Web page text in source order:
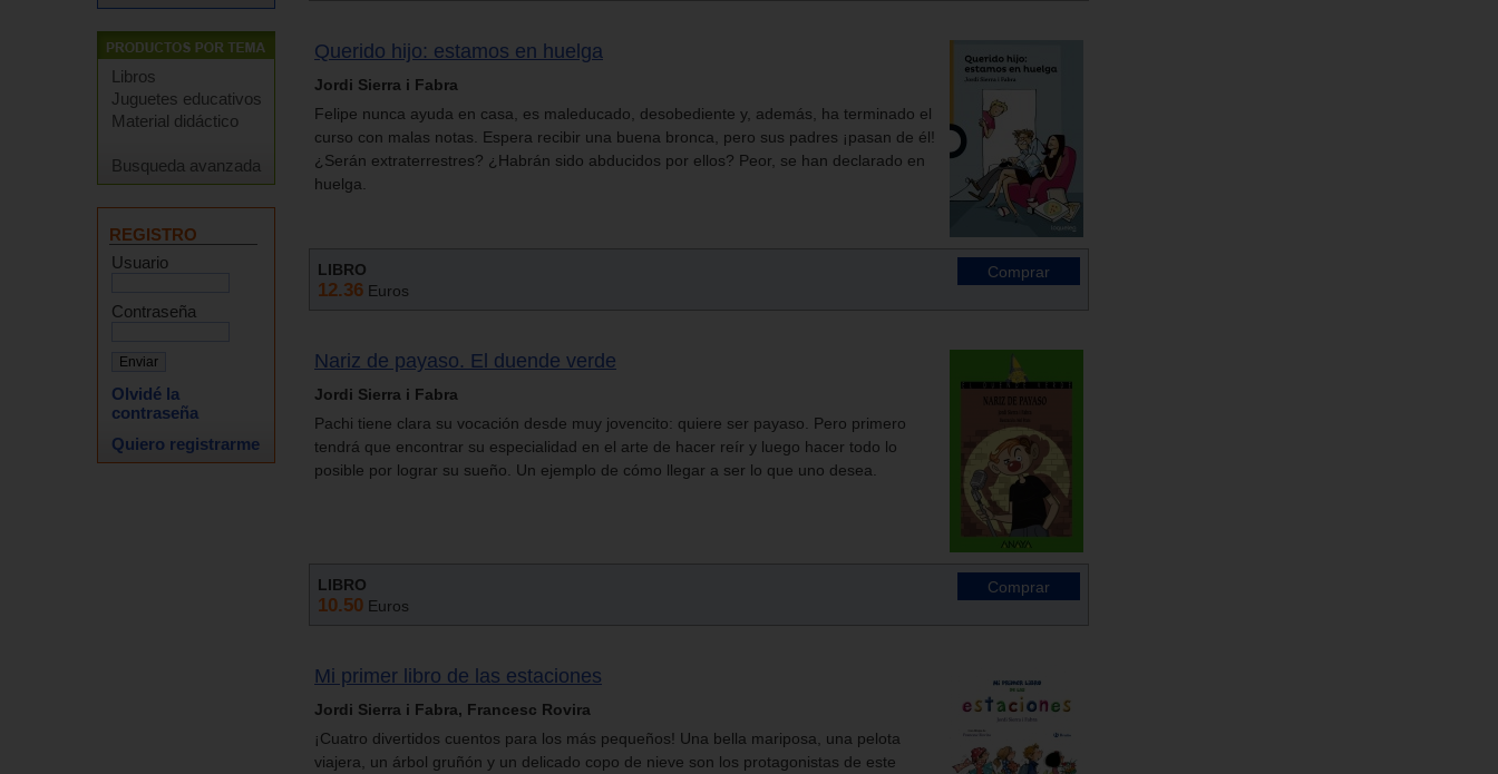
Libros
Juguetes educativos
Material didáctico
Busqueda avanzada
REGISTRO
Usuario
Contraseña
Olvidé la
contraseña
Quiero registrarme
Querido hijo: estamos en huelga
Jordi Sierra i Fabra
Felipe nunca ayuda en casa, es maleducado, desobediente y, además, ha terminado el
curso con malas notas. Espera recibir una buena bronca, pero sus padres ¡pasan de él!
¿Serán extraterrestres? ¿Habrán sido abducidos por ellos? Peor, se han declarado en
huelga.
LIBRO
12.36 Euros
Nariz de payaso. El duende verde
Jordi Sierra i Fabra
Pachi tiene clara su vocación desde muy jovencito: quiere ser payaso. Pero primero
tendrá que encontrar su especialidad en el arte de hacer reír y luego hacer todo lo
posible por lograr su sueño. Un ejemplo de cómo llegar a ser lo que uno desea.
LIBRO
10.50 Euros
Mi primer libro de las estaciones
Jordi Sierra i Fabra, Francesc Rovira
¡Cuatro divertidos cuentos para los más pequeños! Una bella mariposa, una pelota
viajera, un árbol gruñón y un delicado copo de nieve son los protagonistas de este